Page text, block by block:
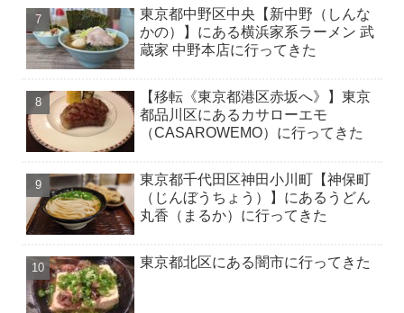
東京都中野区中央【新中野（しんな
かの）】にある横浜家系ラーメン 武
蔵家 中野本店に行ってきた
【移転《東京都港区赤坂へ》】東京
都品川区にあるカサローエモ
（CASAROWEMO）に行ってきた
東京都千代田区神田小川町【神保町
（じんぼうちょう）】にあるうどん
丸香（まるか）に行ってきた
東京都北区にある闇市に行ってきた